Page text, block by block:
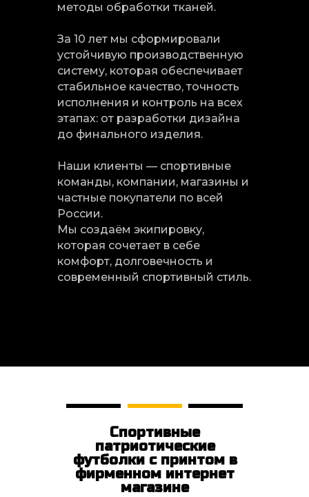
методы обработки тканей.
За 10 лет мы сформировали
устойчивую производственную
систему, которая обеспечивает
стабильное качество, точность
исполнения и контроль на всех
этапах: от разработки дизайна
до финального изделия.
Наши клиенты — спортивные
команды, компании, магазины и
частные покупатели по всей
России.
Мы создаём экипировку,
которая сочетает в себе
комфорт, долговечность и
современный спортивный стиль.
Спортивные
патриотические
футболки с принтом в
фирменном интернет
магазине